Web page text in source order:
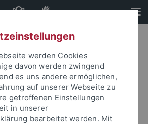
werden Cookies
davon werden zwingend
es uns andere ermöglichen,
auf unserer Webseite zu
getroffenen Einstellungen
in unserer
bearbeitet werden. Mit